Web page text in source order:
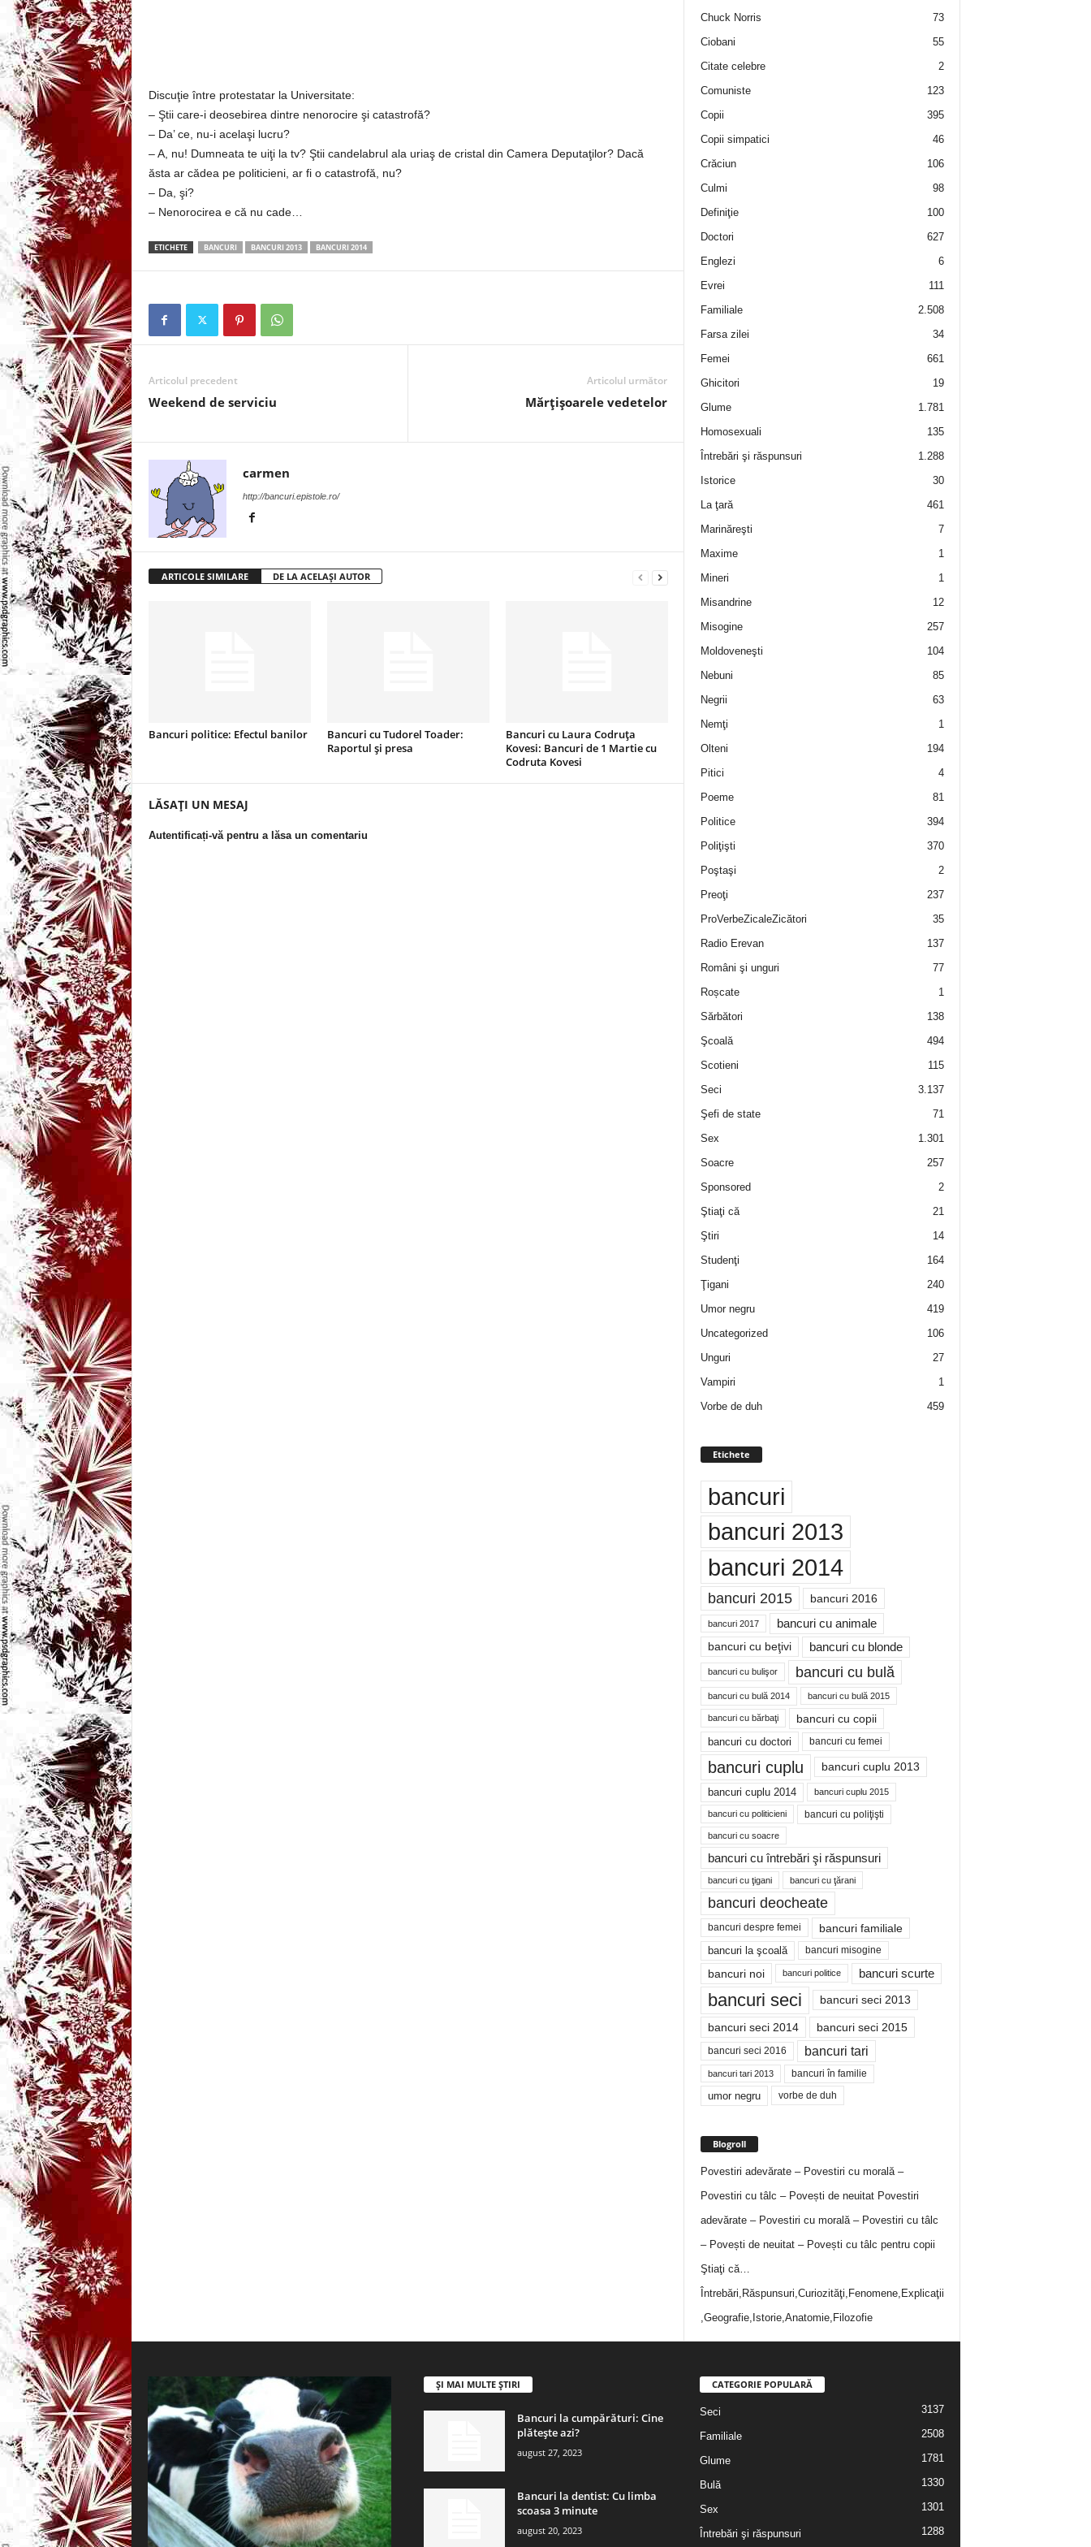
a
n
c
e
i
–
C
l
r
Discuţie între protestatar la Universitate:
– Ştii care-i deosebirea dintre nenorocire şi catastrofă?
– Da’ ce, nu-i acelaşi lucru?
– A, nu! Dumneata te uiţi la tv? Ştii candelabrul ala uriaş de cristal din Camera Deputaţilor? Dacă
ăsta ar cădea pe politicieni, ar fi o catastrofă, nu?
– Da, şi?
– Nenorocirea e că nu cade…
ETICHETE BANCURI BANCURI 2013 BANCURI 2014
Articolul precedent
Weekend de serviciu
Articolul următor
Mărţişoarele vedetelor
carmen
http://bancuri.epistole.ro/
ARTICOLE SIMILARE DE LA ACELAȘI AUTOR
Bancuri politice: Efectul banilor
Bancuri cu Tudorel Toader:
Raportul și presa
Bancuri cu Laura Codruța
Kovesi: Bancuri de 1 Martie cu
Codruta Kovesi
LĂSAȚI UN MESAJ
Autentificați-vă pentru a lăsa un comentariu
Chuck Norris
73
Ciobani
55
Citate celebre
2
Comuniste
123
Copii
395
Copii simpatici
46
Crăciun
106
Culmi
98
Definiţie
100
Doctori
627
Englezi
6
Evrei
111
Familiale
2.508
Farsa zilei
34
Femei
661
Ghicitori
19
Glume
1.781
Homosexuali
135
Întrebări şi răspunsuri
1.288
Istorice
30
La ţară
461
Marinăreşti
7
Maxime
1
Mineri
1
Misandrine
12
Misogine
257
Moldoveneşti
104
Nebuni
85
Negrii
63
Nemţi
1
Olteni
194
Pitici
4
Poeme
81
Politice
394
Poliţişti
370
Poştaşi
2
Preoţi
237
ProVerbeZicaleZicători
35
Radio Erevan
137
Români şi unguri
77
Roșcate
1
Sărbători
138
Şcoală
494
Scotieni
115
Seci
3.137
Şefi de state
71
Sex
1.301
Soacre
257
Sponsored
2
Ştiaţi că
21
Ştiri
14
Studenţi
164
Ţigani
240
Umor negru
419
Uncategorized
106
Unguri
27
Vampiri
1
Vorbe de duh
459
Etichete
bancuri
bancuri 2013
bancuri 2014
bancuri 2015 bancuri 2016
bancuri 2017 bancuri cu animale
bancuri cu beţivi bancuri cu blonde
bancuri cu bulişor bancuri cu bulă
bancuri cu bulă 2014 bancuri cu bulă 2015
bancuri cu bărbaţi bancuri cu copii
bancuri cu doctori bancuri cu femei
bancuri cuplu bancuri cuplu 2013
bancuri cuplu 2014 bancuri cuplu 2015
bancuri cu politicieni bancuri cu poliţişti
bancuri cu soacre
bancuri cu întrebări şi răspunsuri
bancuri cu ţigani bancuri cu ţărani
bancuri deocheate
bancuri despre femei bancuri familiale
bancuri la şcoală bancuri misogine
bancuri noi bancuri politice bancuri scurte
bancuri seci bancuri seci 2013
bancuri seci 2014 bancuri seci 2015
bancuri seci 2016 bancuri tari
bancuri tari 2013 bancuri în familie
umor negru vorbe de duh
Blogroll
Povestiri adevărate – Povestiri cu morală –
Povestiri cu tâlc – Povești de neuitatPovestiri
adevărate – Povestiri cu morală – Povestiri cu tâlc
– Povești de neuitat – Povești cu tâlc pentru copii
Ştiaţi că…
Întrebări,Răspunsuri,Curiozităţi,Fenomene,Explicaţii
,Geografie,Istorie,Anatomie,Filozofie
ȘI MAI MULTE ȘTIRI
Bancuri la cumpărături: Cine
plătește azi?
august 27, 2023
Bancuri la dentist: Cu limba
scoasa 3 minute
august 20, 2023
CATEGORIE POPULARĂ
Seci 3137
Familiale 2508
Glume 1781
Bulă 1330
Sex 1301
Întrebări şi răspunsuri 1288